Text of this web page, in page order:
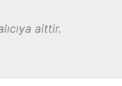
aittir.